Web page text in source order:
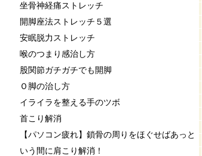
坐骨神経痛ストレッチ
開脚座法ストレッチ５選
安眠脱力ストレッチ
喉のつまり感治し方
股関節ガチガチでも開脚
Ｏ脚の治し方
イライラを整える手のツボ
首こり解消
【パソコン疲れ】鎖骨の周りをほぐせばあっと
いう間に肩こり解消！